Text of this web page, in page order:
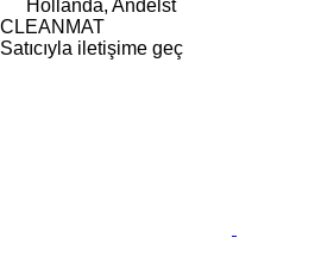
Hollanda, Andelst
CLEANMAT
Satıcıyla iletişime geç